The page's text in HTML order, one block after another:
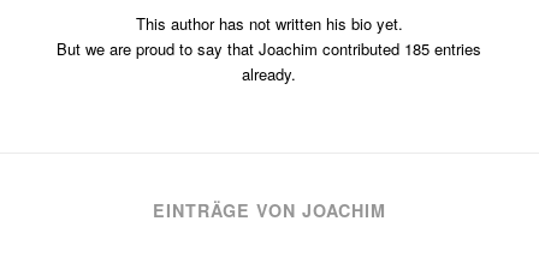
This author has not written his bio yet.
But we are proud to say thatJoachim contributed 185 entries
already.
EINTRÄGE VON JOACHIM